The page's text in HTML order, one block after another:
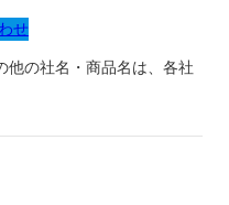
せ
の社名・商品名は、各社